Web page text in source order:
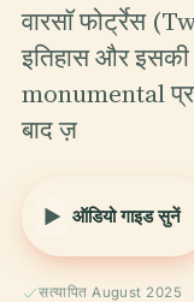
वारसॉ फोर्ट्रेस
इतिहास और इसकी
monumental
बाद ज़
ऑडियो गाइड सुनें
सत्यापित August 2025